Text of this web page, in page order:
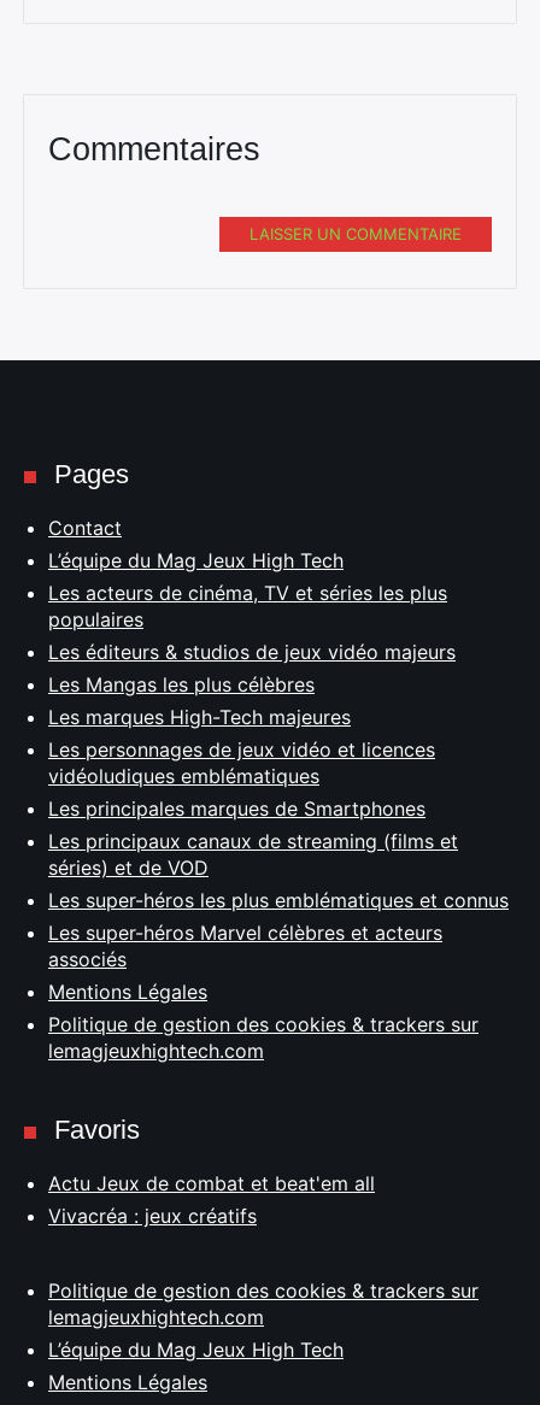
Commentaires
LAISSER UN COMMENTAIRE
Pages
Contact
L’équipe du Mag Jeux High Tech
Les acteurs de cinéma, TV et séries les plus
populaires
Les éditeurs & studios de jeux vidéo majeurs
Les Mangas les plus célèbres
Les marques High-Tech majeures
Les personnages de jeux vidéo et licences
vidéoludiques emblématiques
Les principales marques de Smartphones
Les principaux canaux de streaming (films et
séries) et de VOD
Les super-héros les plus emblématiques et connus
Les super-héros Marvel célèbres et acteurs
associés
Mentions Légales
Politique de gestion des cookies & trackers sur
lemagjeuxhightech.com
Favoris
Actu Jeux de combat et beat'em all
Vivacréa : jeux créatifs
Politique de gestion des cookies & trackers sur
lemagjeuxhightech.com
L’équipe du Mag Jeux High Tech
Mentions Légales